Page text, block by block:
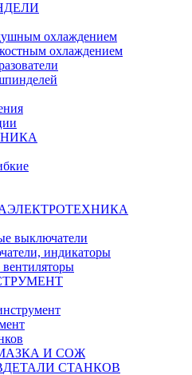
охлаждением
охлаждением
ЭЛЕКТРОТЕХНИКА
выключатели
индикаторы
И СОЖ
ДЕТАЛИ СТАНКОВ